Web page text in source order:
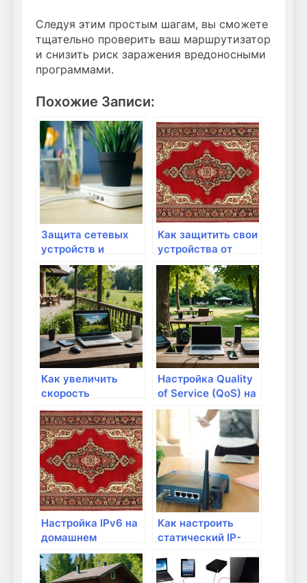
Следуя этим простым шагам, вы сможете
тщательно проверить ваш маршрутизатор
и снизить риск заражения вредоносными
программами.
Похожие Записи:
Защита сетевых
устройств и
компьютеров от
вирусов и хакеров
Как защитить свои
устройства от
вирусов через Wifi
Как увеличить
скорость
интернета без
дополнительных
затрат
Настройка Quality
of Service (QoS) на
маршрутизаторе
Настройка IPv6 на
домашнем
маршрутизаторе
Как настроить
статический IP-
маршрутизаторе?